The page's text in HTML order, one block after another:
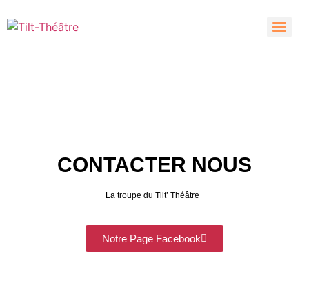
CONTACTER NOUS
La troupe du Tilt’ Théâtre
Notre Page Facebook